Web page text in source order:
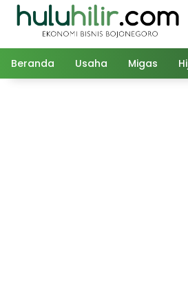
Langsung
Beranda Usaha Migas